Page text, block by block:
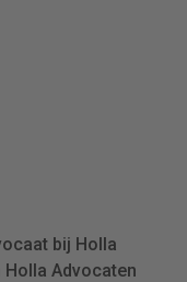
bij Holla
Advocaten